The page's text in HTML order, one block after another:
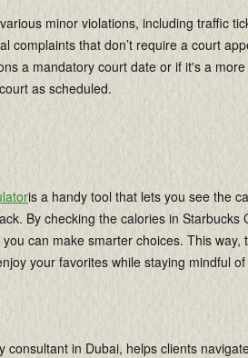
minor violations, including traffic
complaints that don’t require a court
a mandatory court date or if it's a
as scheduled.
is a handy tool that lets you see the
By checking the calories in Starbucks
can make smarter choices. This way,
your favorites while staying mindful
consultant in Dubai, helps clients